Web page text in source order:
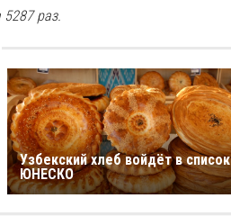
раз.
Узбекский хлеб войдёт в список
ЮНЕСКО